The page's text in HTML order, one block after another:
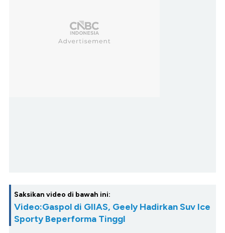
Saksikan video di bawah ini:
Video:Gaspol di GIIAS, Geely Hadirkan Suv Ice
Sporty Beperforma TinggI